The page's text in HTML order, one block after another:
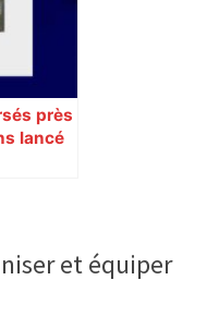
près
lancé
et équiper